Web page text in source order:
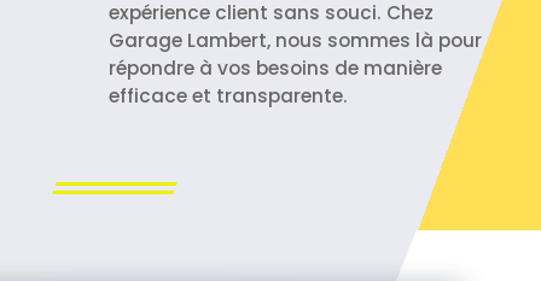
expérience client sans souci. Chez
Garage Lambert, nous sommes là pour
répondre à vos besoins de manière
efficace et transparente.